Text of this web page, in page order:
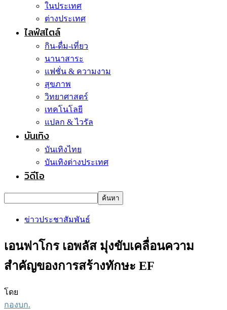
ในประเทศ
ต่างประเทศ
ไลฟ์สไตล์
กิน-ดื่ม-เที่ยว
นานาสาระ
แฟชั่น & ความงาม
สุขภาพ
วิทยาศาสตร์
เทคโนโลยี
แปลก & ไวรัล
บันเทิง
บันเทิงไทย
บันเทิงต่างประเทศ
วิดีโอ
ข่าวประชาสัมพันธ์
เอนฟาโกร เอพลัส มุ่งขับเคลื่อนความ
สำคัญของการสร้างทักษะ EF
โดย
กองบก.